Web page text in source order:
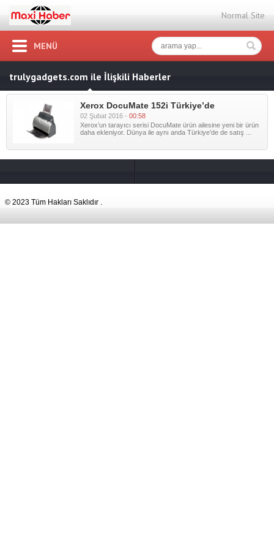
Normal Site
MENÜ
trulygadgets.com ile İlişkili Haberler
Xerox DocuMate 152i Türkiye’de
02 Şubat 2016 - 00:58
Xerox’un tarayıcı serisi DocuMate ürün ailesine yeni bir ürün
daha ekleniyor. Dünya ile aynı anda Türkiye’de de satış ...
© 2023 Tüm Hakları Saklıdır .